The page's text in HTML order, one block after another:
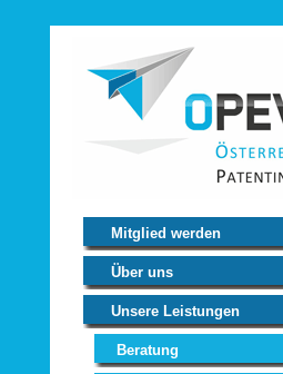
Mitglied werden
Über uns
Unsere Leistungen
Beratung